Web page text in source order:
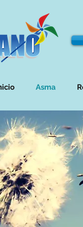
Asma